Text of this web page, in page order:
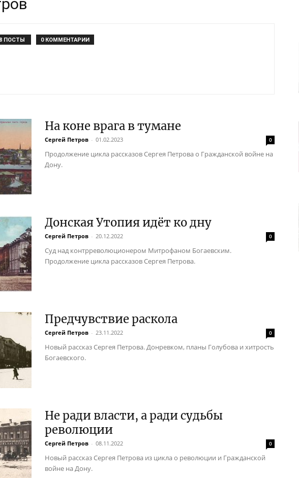
ПОСТЫ 0 КОММЕНТАРИИ
На коне врага в тумане
Сергей Петров - 01.02.2023 0
Продолжение цикла рассказов Сергея Петрова о Гражданской войне на
Дону.
Донская Утопия идёт ко дну
Сергей Петров - 20.12.2022 0
Суд над контрреволюционером Митрофаном Богаевским.
Продолжение цикла рассказов Сергея Петрова.
Предчувствие раскола
Сергей Петров - 23.11.2022 0
Новый рассказ Сергея Петрова. Донревком, планы Голубова и хитрость
Богаевского.
Не ради власти, а ради судьбы
революции
Сергей Петров - 08.11.2022 0
Новый рассказ Сергея Петрова из цикла о революции и Гражданской
войне на Дону.